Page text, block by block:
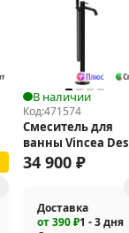
В наличии
Код:471574
Смеситель для
ванны Vincea
VTF-1DMB
34 900 ₽
Доставка
от 390 ₽1 - 3 дня